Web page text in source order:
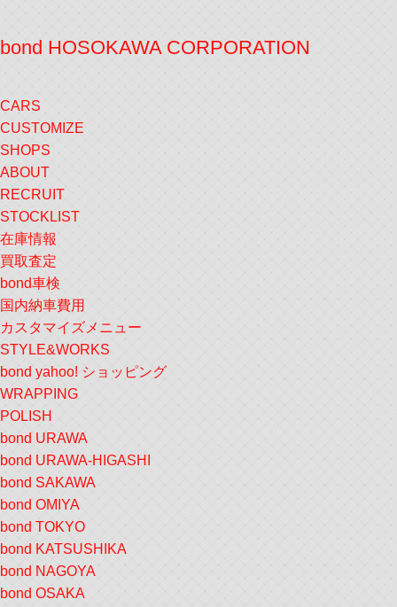
bond HOSOKAWA CORPORATION
CARS
CUSTOMIZE
SHOPS
ABOUT
RECRUIT
STOCKLIST
在庫情報
買取査定
bond車検
国内納車費用
カスタマイズメニュー
STYLE&WORKS
bond yahoo! ショッピング
WRAPPING
POLISH
bond URAWA
bond URAWA-HIGASHI
bond SAKAWA
bond OMIYA
bond TOKYO
bond KATSUSHIKA
bond NAGOYA
bond OSAKA